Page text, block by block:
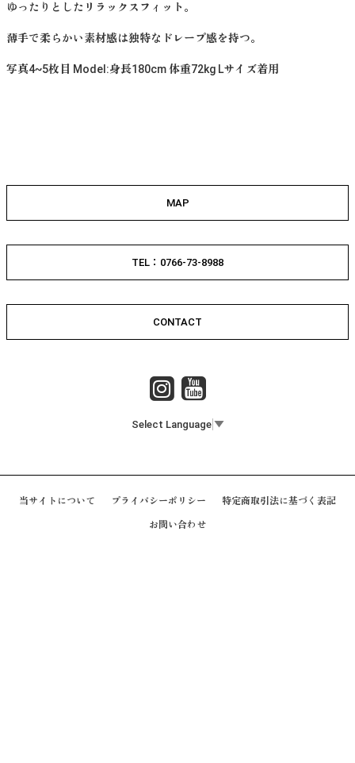
ゆったりとしたリラックスフィット。
薄手で柔らかい素材感は独特なドレープ感を持つ。
写真4~5枚目 Model:身長180cm 体重72kg Lサイズ着用
MAP
TEL：0766-73-8988
CONTACT
Select Language ▼
当サイトについて プライバシーポリシー 特定商取引法に基づく表記
お問い合わせ